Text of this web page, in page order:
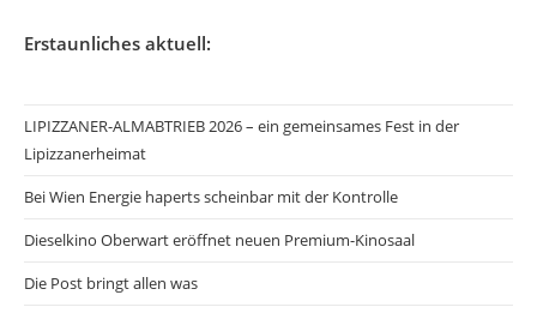
Erstaunliches aktuell:
LIPIZZANER-ALMABTRIEB 2026 – ein gemeinsames Fest in der
Lipizzanerheimat
Bei Wien Energie haperts scheinbar mit der Kontrolle
Dieselkino Oberwart eröffnet neuen Premium-Kinosaal
Die Post bringt allen was